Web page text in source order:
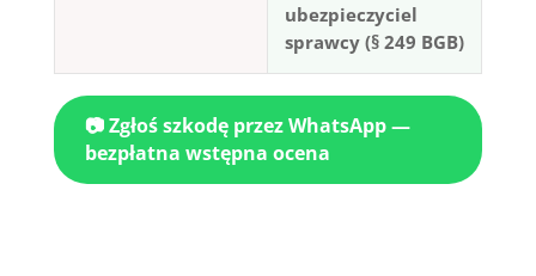
ubezpieczyciel
sprawcy (§ 249 BGB)
📷 Zgłoś szkodę przez WhatsApp —
bezpłatna wstępna ocena